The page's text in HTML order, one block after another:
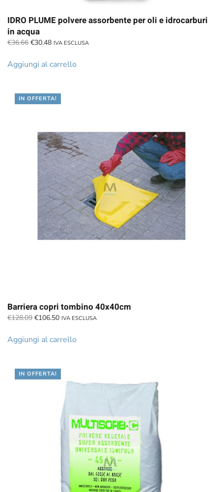
IDRO PLUME polvere assorbente per oli e idrocarburi
in acqua
€36.66 Il
originale
€30.48Il
attuale
IVA ESCLUSA
Aggiungi al carrello
IN OFFERTA!
Barriera copri tombino 40x40cm
€128.09 Il
originale
€106.50Il
attuale
IVA ESCLUSA
Aggiungi al carrello
IN OFFERTA!